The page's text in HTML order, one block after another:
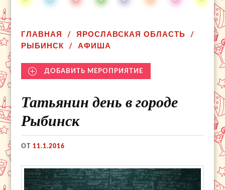
ГЛАВНАЯ
ЯРОСЛАВСКАЯ ОБЛАСТЬ
РЫБИНСК
АФИША
ДОБАВИТЬ МЕРОПРИЯТИЕ
Татьянин день в городе
Рыбинск
ОТ11.1.2016